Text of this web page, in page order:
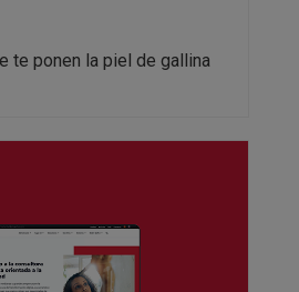
te ponen la piel de gallina